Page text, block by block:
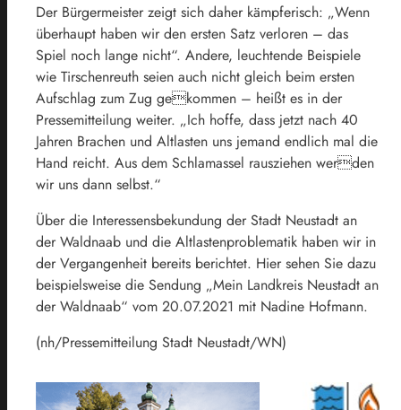
Der Bürgermeister zeigt sich daher kämpferisch: „Wenn
überhaupt haben wir den ersten Satz verloren – das
Spiel noch lange nicht“. Andere, leuchtende Beispiele
wie Tirschenreuth seien auch nicht gleich beim ersten
Aufschlag zum Zug gekommen – heißt es in der
Pressemitteilung weiter. „Ich hoffe, dass jetzt nach 40
Jahren Brachen und Altlasten uns jemand endlich mal die
Hand reicht. Aus dem Schlamassel rausziehen werden
wir uns dann selbst.“
Über die Interessensbekundung der Stadt Neustadt an
der Waldnaab und die Altlastenproblematik haben wir in
der Vergangenheit bereits berichtet. Hier sehen Sie dazu
beispielsweise die Sendung „Mein Landkreis Neustadt an
der Waldnaab“ vom 20.07.2021 mit Nadine Hofmann.
(nh/Pressemitteilung Stadt Neustadt/WN)